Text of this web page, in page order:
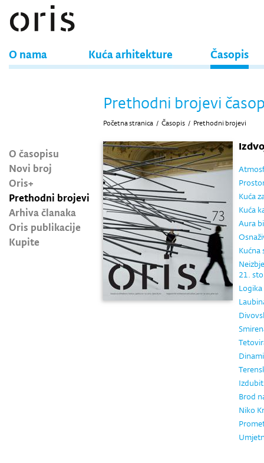
O nama Kuća arhitekture Časopis
O časopisu
Novi broj
Oris+
Prethodni brojevi
Arhiva članaka
Oris publikacije
Kupite
Prethodni brojevi
Početna stranica / Časopis / Prethodni brojevi
Kuća
Kuća
Aura
Kućna
21.
Brod
Niko